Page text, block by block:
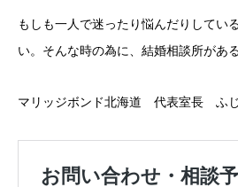
もしも一人で迷ったり悩んだりしてい
い。そんな時の為に、結婚相談所があ
マリッジボンド北海道 代表室長 ふ